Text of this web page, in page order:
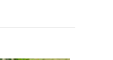
PRE WEDDING MET